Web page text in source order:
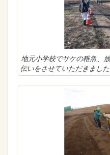
地元小学校でサケの稚魚、
伝いをさせていただきました